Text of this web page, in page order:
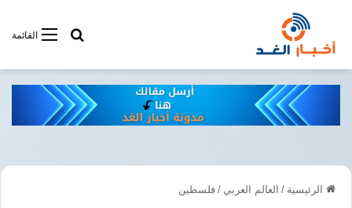
القائمةأبحت فى
الرئيسية / العالم العربي / فلسطين